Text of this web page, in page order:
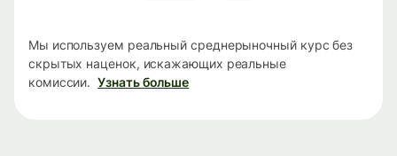
Мы используем реальный среднерыночный курс без
скрытых наценок, искажающих реальные
комиссии. Узнать больше